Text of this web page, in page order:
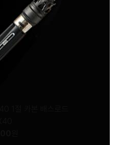
1절 카본 배스로드